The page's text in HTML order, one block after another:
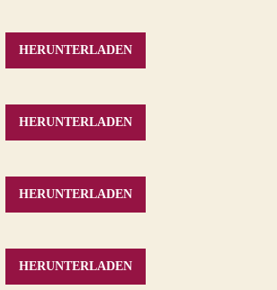
HERUNTERLADEN
HERUNTERLADEN
HERUNTERLADEN
HERUNTERLADEN